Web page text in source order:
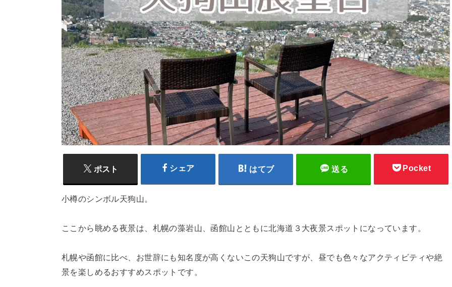
ポスト シェア はてブ 送る Pocket
小樽のシンボル天狗山。
ここから眺める夜景は、札幌の藻岩山、函館山とともに北海道３大夜景スポットになっています。
札幌や函館に比べ、お世辞にも知名度が高くないこの天狗山ですが、昼でも色々なアクティビティや絶
景を楽しめるおすすめスポットです。